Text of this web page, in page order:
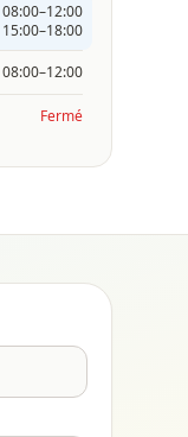
08:00–12:00
15:00–18:00
08:00–12:00
Fermé